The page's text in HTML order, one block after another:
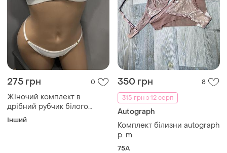
275 грн 0
Жіночий комплект в
дрібний рубчик білого
кольору
Інший
350 грн
8
315 грн з 12 серп
Autograph
Комплект білизни autograph
p. m
75A